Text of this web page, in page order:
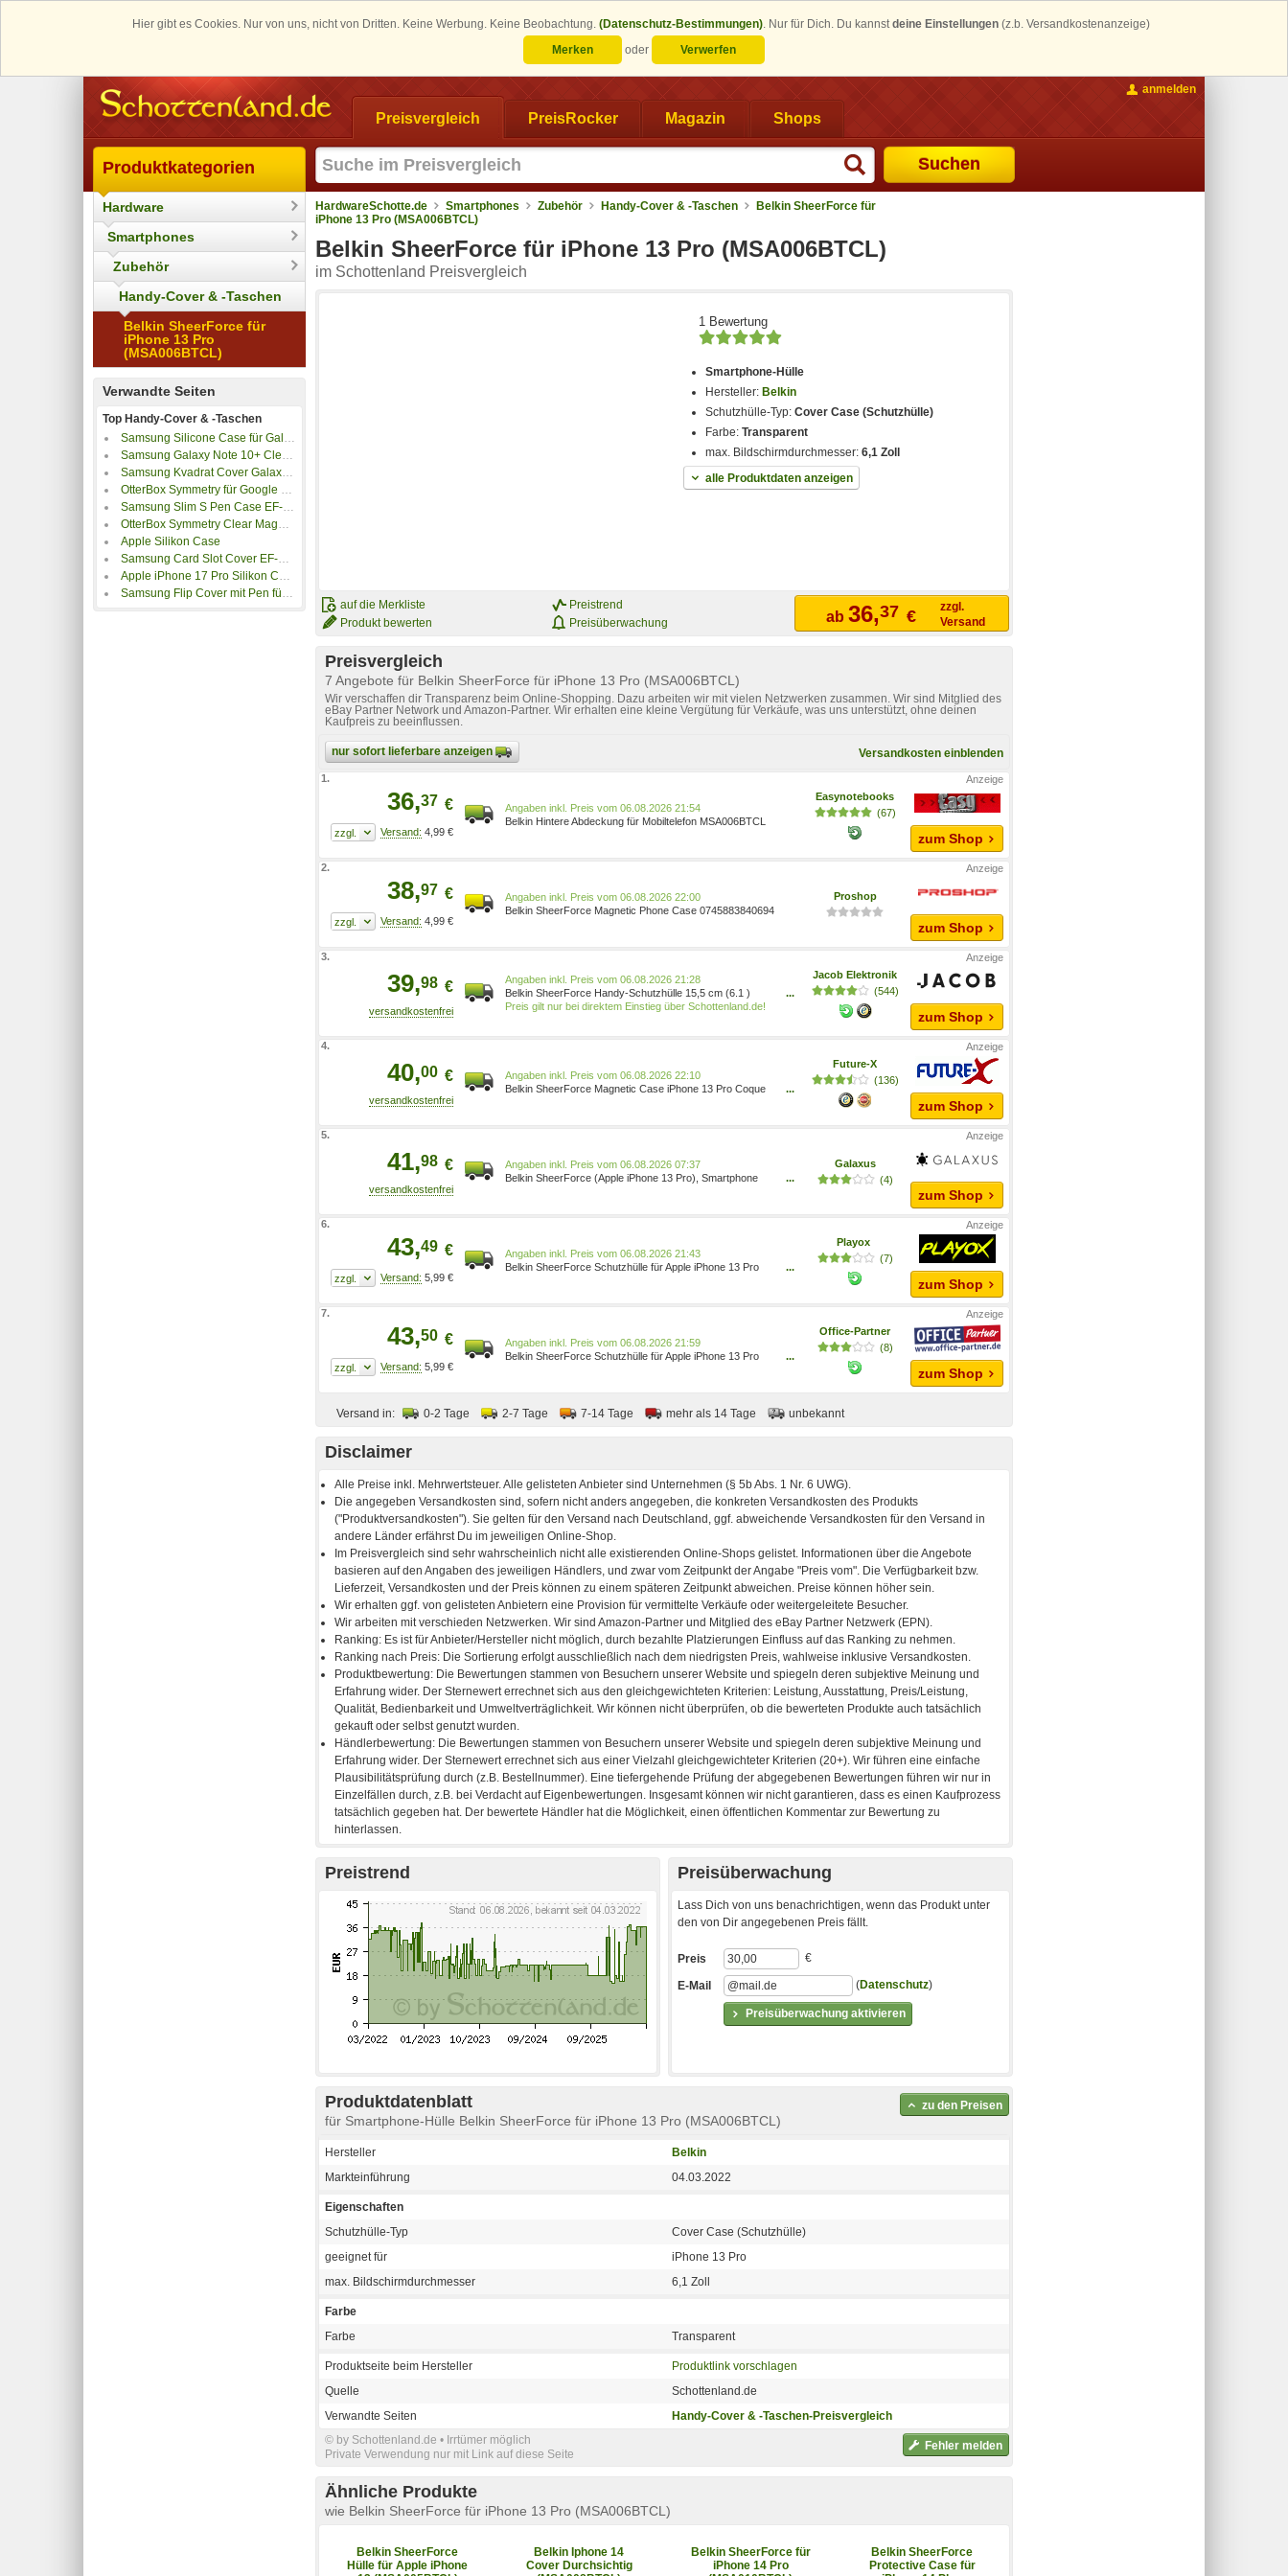
Hier gibt es Cookies. Nur von uns, nicht von Dritten. Keine Werbung. Keine Beobachtung. (Datenschutz-Bestimmungen). Nur für Dich. Du kannstdeine Einstellungen (z.b. Versandkostenanzeige)
Merken
oder Verwerfen
Preisvergleich PreisRocker Magazin Shops
Suchen
anmelden
Produktkategorien
Hardware
Smartphones
Zubehör
Handy-Cover & -Taschen
Belkin SheerForce für
iPhone 13 Pro
(MSA006BTCL)
Verwandte Seiten
Top Handy-Cover & -Taschen
Samsung Silicone Case für Galaxy S23 (Navy) EF-PS911TNEGWW
Samsung Galaxy Note 10+ Clear Cover
Samsung Kvadrat Cover Galaxy S20+ Silber
OtterBox Symmetry für Google Pixel 8 Pro
Samsung Slim S Pen Case EF-OF94PCLEGWW
OtterBox Symmetry Clear MagSafe für iPhone 15 Pro Max
Apple Silikon Case
Samsung Card Slot Cover EF-OA336TLEGWW
Apple iPhone 17 Pro Silikon Case mit MagSafe
Samsung Flip Cover mit Pen für Galaxy Z Fold3 5G
HardwareSchotte.de Smartphones Zubehör Handy-Cover & -Taschen
Belkin SheerForce für
iPhone 13 Pro (MSA006BTCL)
Belkin SheerForce für iPhone 13 Pro (MSA006BTCL)
im Schottenland Preisvergleich
1 Bewertung
Smartphone-Hülle
Hersteller: Belkin
Schutzhülle-Typ:Cover Case (Schutzhülle)
Farbe:Transparent
max. Bildschirmdurchmesser:6,1 Zoll
alle Produktdaten anzeigen
auf die Merkliste
Produkt bewerten
Preistrend
Preisüberwachung
ab 36,37 €
zzgl.
Versand
Preisvergleich
7 Angebote für Belkin SheerForce für iPhone 13 Pro (MSA006BTCL)
Wir verschaffen dir Transparenz beim Online-Shopping. Dazu arbeiten wir mit vielen Netzwerken zusammen. Wir sind Mitglied des
eBay Partner Network und Amazon-Partner. Wir erhalten eine kleine Vergütung für Verkäufe, was uns unterstützt, ohne deinen
Kaufpreis zu beeinflussen.
nur sofort lieferbare anzeigen Versandkosten einblenden
1.
36,37 €
4,99 €
Preis vom 06.08.2026 21:54
Belkin Hintere Abdeckung für Mobiltelefon MSA006BTCL
Easynotebooks
(67)
zum Shop
2.
38,97 €
4,99 €
Preis vom 06.08.2026 22:00
Belkin SheerForce Magnetic Phone Case 0745883840694
Proshop
zum Shop
3.
39,98 €
Preis vom 06.08.2026 21:28
Belkin SheerForce Handy-Schutzhülle 15,5 cm (6.1 )
Cover Transparent (MSA006btCL)
...
Preis gilt nur bei direktem Einstieg über Schottenland.de!
Jacob Elektronik
(544)
zum Shop
4.
40,00 €
Preis vom 06.08.2026 22:10
Belkin SheerForce Magnetic Case iPhone 13 Pro Coque
...
Future-X
(136)
zum Shop
5.
41,98 €
Preis vom 06.08.2026 07:37
Belkin SheerForce (Apple iPhone 13 Pro), Smartphone
...
Galaxus
(4)
zum Shop
6.
43,49 €
5,99 €
Preis vom 06.08.2026 21:43
Belkin SheerForce Schutzhülle für Apple iPhone 13 Pro
...
Playox
(7)
zum Shop
7.
43,50 €
5,99 €
Preis vom 06.08.2026 21:59
Belkin SheerForce Schutzhülle für Apple iPhone 13 Pro
...
Office-Partner
(8)
zum Shop
Versand in: 0-2 Tage 2-7 Tage 7-14 Tage mehr als 14 Tage unbekannt
Disclaimer
Preistrend Preisüberwachung
Lass Dich von uns benachrichtigen, wenn das Produkt unter
den von Dir angegebenen Preis fällt.
Preisüberwachung aktivieren
Preis €
E-Mail (Datenschutz)
Produktdatenblatt
für Smartphone-Hülle Belkin SheerForce für iPhone 13 Pro (MSA006BTCL)
zu den Preisen
Hersteller
Belkin
Markteinführung
04.03.2022
Eigenschaften
Schutzhülle-Typ
Cover Case (Schutzhülle)
geeignet für
iPhone 13 Pro
max. Bildschirmdurchmesser
6,1 Zoll
Farbe
Farbe
Transparent
Produktseite beim Hersteller
Produktlink vorschlagen
Quelle
Schottenland.de
Verwandte Seiten
Handy-Cover & -Taschen-Preisvergleich
Fehler melden
© by Schottenland.de • Irrtümer möglich
Private Verwendung nur mit Link auf diese Seite
Ähnliche Produkte
wie Belkin SheerForce für iPhone 13 Pro (MSA006BTCL)
Belkin SheerForce
Hülle für Apple iPhone
Belkin Iphone 14
Cover Durchsichtig
Belkin SheerForce für
iPhone 14 Pro
Belkin SheerForce
Protective Case für